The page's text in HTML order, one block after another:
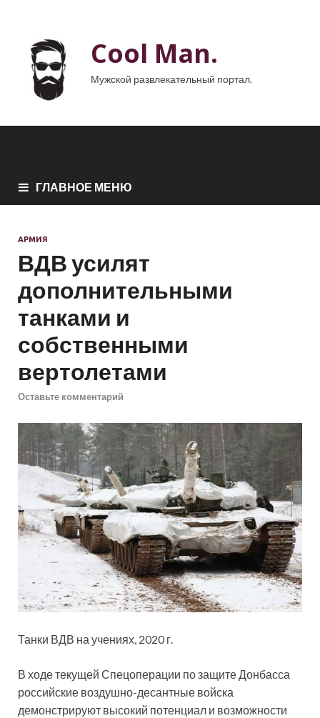
Cool Man.
Мужской развлекательный портал.
ГЛАВНОЕ МЕНЮ
АРМИЯ
ВДВ усилят
дополнительными
танками и
собственными
вертолетами
Оставьте комментарий
Танки ВДВ на учениях, 2020 г.
В ходе текущей Спецоперации по защите Донбасса
российские воздушно-десантные войска
демонстрируют высокий потенциал и возможности